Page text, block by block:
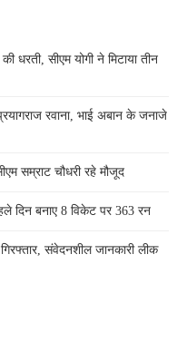
धरती, सीएम योगी ने मिटाया तीन
रवाना, भाई अबान के जनाजे
सम्राट चौधरी रहे मौजूद
दिन बनाए 8 विकेट पर 363 रन
संवेदनशील जानकारी लीक